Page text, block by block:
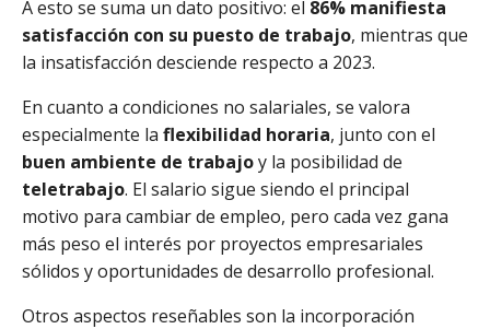
A esto se suma un dato positivo: el 86% manifiesta
satisfacción con su puesto de trabajo, mientras que
la insatisfacción desciende respecto a 2023.
En cuanto a condiciones no salariales, se valora
especialmente la flexibilidad horaria, junto con el
buen ambiente de trabajoy la posibilidad de
teletrabajo. El salario sigue siendo el principal
motivo para cambiar de empleo, pero cada vez gana
más peso el interés por proyectos empresariales
sólidos y oportunidades de desarrollo profesional.
Otros aspectos reseñables son la incorporación